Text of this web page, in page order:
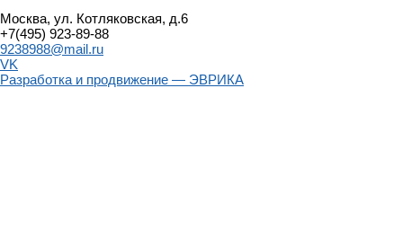
Москва, ул. Котляковская, д.6
+7(495) 923-89-88
9238988@mail.ru
VK
Разработка и продвижение — ЭВРИКА